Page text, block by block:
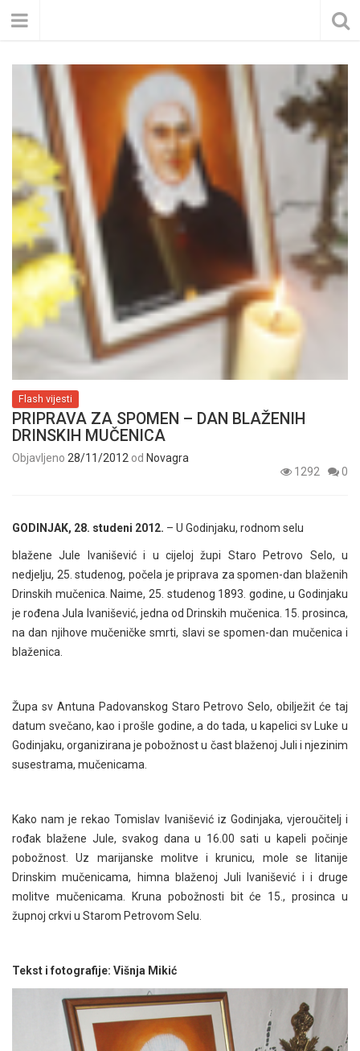
Flash vijesti
PRIPRAVA ZA SPOMEN – DAN BLAŽENIH
DRINSKIH MUČENICA
Objavljeno 28/11/2012 od Novagra
1292
0
GODINJAK, 28. studeni 2012. – U Godinjaku, rodnom selu
blažene Jule Ivanišević i u cijeloj župi Staro Petrovo Selo, u
nedjelju, 25. studenog, počela je priprava za spomen-dan blaženih
Drinskih mučenica. Naime, 25. studenog 1893. godine, u Godinjaku
je rođena Jula Ivanišević, jedna od Drinskih mučenica. 15. prosinca,
na dan njihove mučeničke smrti, slavi se spomen-dan mučenica i
blaženica.
Župa sv Antuna Padovanskog Staro Petrovo Selo, obilježit će taj
datum svečano, kao i prošle godine, a do tada, u kapelici sv Luke u
Godinjaku, organizirana je pobožnost u čast blaženoj Juli i njezinim
susestrama, mučenicama.
Kako nam je rekao Tomislav Ivanišević iz Godinjaka, vjeroučitelj i
rođak blažene Jule, svakog dana u 16.00 sati u kapeli počinje
pobožnost. Uz marijanske molitve i krunicu, mole se litanije
Drinskim mučenicama, himna blaženoj Juli Ivanišević i i druge
molitve mučenicama. Kruna pobožnosti bit će 15., prosinca u
župnoj crkvi u Starom Petrovom Selu.
Tekst i fotografije: Višnja Mikić